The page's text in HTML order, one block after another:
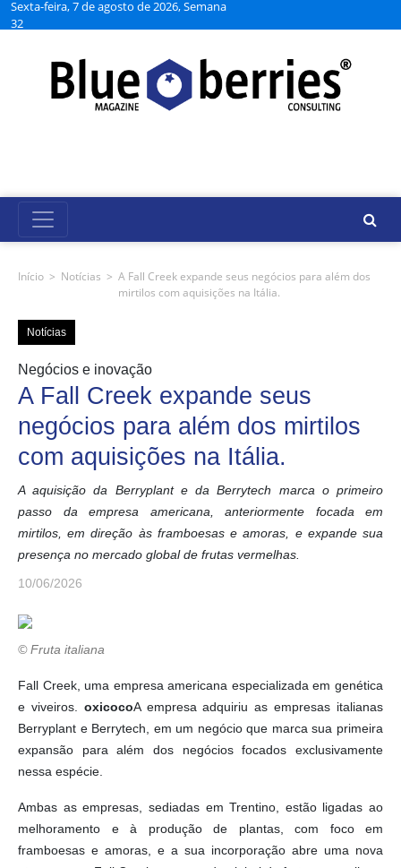
Sexta-feira, 7 de agosto de 2026, Semana
32
Início > Notícias > A Fall Creek expande seus negócios para além dos
mirtilos com aquisições na Itália.
Notícias
Negócios e inovação
A Fall Creek expande seus
negócios para além dos mirtilos
com aquisições na Itália.
A aquisição da Berryplant e da Berrytech marca o primeiro
passo da empresa americana, anteriormente focada em
mirtilos, em direção às framboesas e amoras, e expande sua
presença no mercado global de frutas vermelhas.
10/06/2026
© Fruta italiana
Fall Creek, uma empresa americana especializada em genética
e viveiros. oxicocoA empresa adquiriu as empresas italianas
Berryplant e Berrytech, em um negócio que marca sua primeira
expansão para além dos negócios focados exclusivamente
nessa espécie.
Ambas as empresas, sediadas em Trentino, estão ligadas ao
melhoramento e à produção de plantas, com foco em
framboesas e amoras, e a sua incorporação abre uma nova